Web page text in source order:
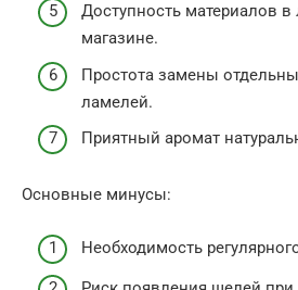
Доступность материалов
магазине.
Простота замены
ламелей.
Приятный аромат
Основные минусы:
Необходимость